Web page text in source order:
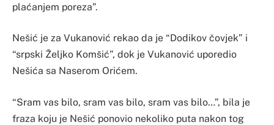
plaćanjem poreza”.
Nešić je za Vukanović rekao da je “Dodikov čovjek” i
“srpski Željko Komšić”, dok je Vukanović uporedio
Nešića sa Naserom Orićem.
“Sram vas bilo, sram vas bilo, sram vas bilo…”, bila je
fraza koju je Nešić ponovio nekoliko puta nakon tog